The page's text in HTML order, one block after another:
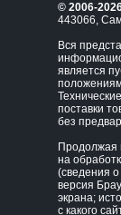
© 2006-
443066,
Вся
является
поставки
без
Продолжая
на
(сведения
версия
экрана;
с какого